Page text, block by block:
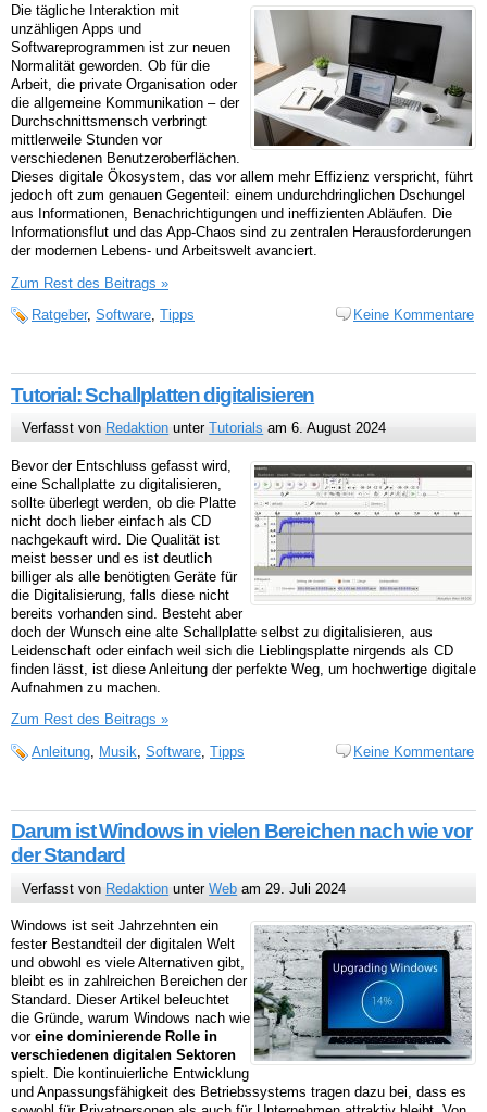
Die tägliche Interaktion mit
unzähligen Apps und
Softwareprogrammen ist zur neuen
Normalität geworden. Ob für die
Arbeit, die private Organisation oder
die allgemeine Kommunikation – der
Durchschnittsmensch verbringt
mittlerweile Stunden vor
verschiedenen Benutzeroberflächen.
Dieses digitale Ökosystem, das vor allem mehr Effizienz verspricht, führt
jedoch oft zum genauen Gegenteil: einem undurchdringlichen Dschungel
aus Informationen, Benachrichtigungen und ineffizienten Abläufen. Die
Informationsflut und das App-Chaos sind zu zentralen Herausforderungen
der modernen Lebens- und Arbeitswelt avanciert.
Zum Rest des Beitrags »
Ratgeber, Software, Tipps Keine Kommentare
Tutorial: Schallplatten digitalisieren
Verfasst von Redaktion unterTutorials am 6. August 2024
Bevor der Entschluss gefasst wird,
eine Schallplatte zu digitalisieren,
sollte überlegt werden, ob die Platte
nicht doch lieber einfach als CD
nachgekauft wird. Die Qualität ist
meist besser und es ist deutlich
billiger als alle benötigten Geräte für
die Digitalisierung, falls diese nicht
bereits vorhanden sind. Besteht aber
doch der Wunsch eine alte Schallplatte selbst zu digitalisieren, aus
Leidenschaft oder einfach weil sich die Lieblingsplatte nirgends als CD
finden lässt, ist diese Anleitung der perfekte Weg, um hochwertige digitale
Aufnahmen zu machen.
Zum Rest des Beitrags »
Anleitung, Musik, Software, Tipps Keine Kommentare
Darum ist Windows in vielen Bereichen nach wie vor
der Standard
Verfasst von Redaktion unterWeb am 29. Juli 2024
Windows ist seit Jahrzehnten ein
fester Bestandteil der digitalen Welt
und obwohl es viele Alternativen gibt,
bleibt es in zahlreichen Bereichen der
Standard. Dieser Artikel beleuchtet
die Gründe, warum Windows nach wie
vor eine dominierende Rolle in
verschiedenen digitalen Sektoren
spielt. Die kontinuierliche Entwicklung
und Anpassungsfähigkeit des Betriebssystems tragen dazu bei, dass es